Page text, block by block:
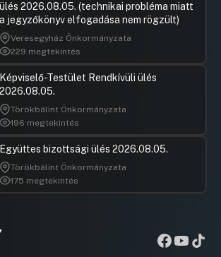
ülés 2026.08.05. (technikai probléma miatt
a jegyzőkönyv elfogadása nem rögzült)
Veresegyház Önkormányzata
229 megtekintés
Képviselő-Testület Rendkívüli ülés
2026.08.05.
Törökbálint Önkormányzata
196 megtekintés
Együttes bizottsági ülés 2026.08.05.
Törökbálint Önkormányzata
175 megtekintés